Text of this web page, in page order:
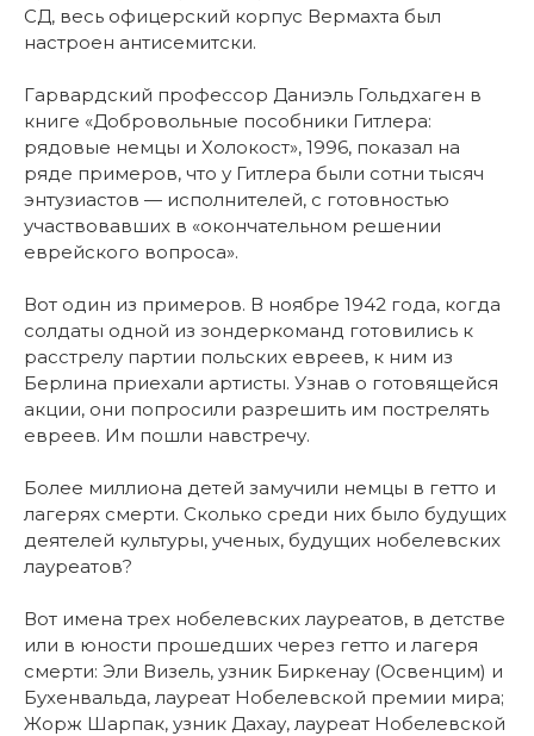
СД, весь офицерский корпус Вермахта был
настроен антисемитски.
Гарвардский профессор Даниэль Гольдхаген в
книге «Добровольные пособники Гитлера:
рядовые немцы и Холокост», 1996, показал на
ряде примеров, что у Гитлера были сотни тысяч
энтузиастов — исполнителей, с готовностью
участвовавших в «окончательном решении
еврейского вопроса».
Вот один из примеров. В ноябре 1942 года, когда
солдаты одной из зондеркоманд готовились к
расстрелу партии польских евреев, к ним из
Берлина приехали артисты. Узнав о готовящейся
акции, они попросили разрешить им пострелять
евреев. Им пошли навстречу.
Более миллиона детей замучили немцы в гетто и
лагерях смерти. Сколько среди них было будущих
деятелей культуры, ученых, будущих нобелевских
лауреатов?
Вот имена трех нобелевских лауреатов, в детстве
или в юности прошедших через гетто и лагеря
смерти: Эли Визель, узник Биркенау (Освенцим) и
Бухенвальда, лауреат Нобелевской премии мира;
Жорж Шарпак, узник Дахау, лауреат Нобелевской